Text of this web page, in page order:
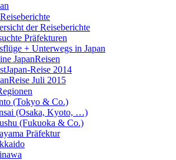
der Reiseberichte
Präfekturen
+ Unterwegs in Japan
JapanReisen
Reise 2014
Juli 2015
(Tokyo & Co.)
(Osaka, Kyoto, …)
(Fukuoka & Co.)
Präfektur